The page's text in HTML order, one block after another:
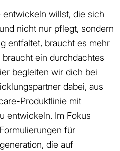
willst, die sich
nicht nur pflegt, sondern
entfaltet, braucht es mehr
ein durchdachtes
begleiten wir dich bei
dabei, aus
Produktlinie mit
entwickeln. Im Fokus
für
die auf